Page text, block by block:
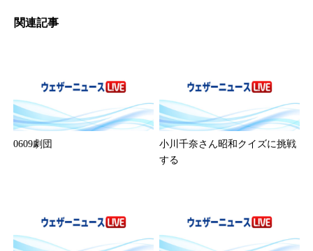
関連記事
0609劇団
小川千奈さん昭和クイズに挑戦
する